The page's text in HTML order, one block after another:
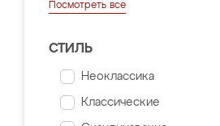
Посмотреть все
СТИЛЬ
Неоклассика
Классические